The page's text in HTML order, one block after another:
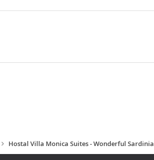
Hostal Villa Monica Suites - Wonderful Sardinia